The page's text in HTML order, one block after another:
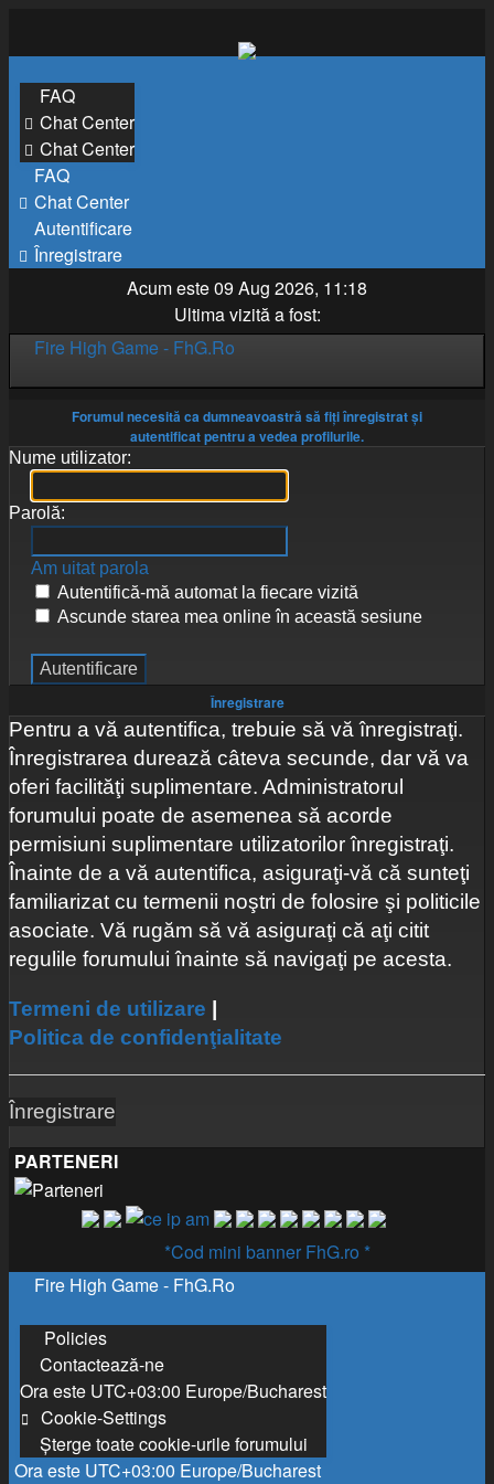
FAQ
Chat Center
Chat Center
FAQ
Chat Center
Autentificare
Înregistrare
Acum este 09 Aug 2026, 11:18
Ultima vizită a fost:
Fire High Game - FhG.Ro
Forumul necesită ca dumneavoastră să fiţi înregistrat şi
autentificat pentru a vedea profilurile.
Nume utilizator:
Parolă:
Am uitat parola
Autentifică-mă automat la fiecare vizită
Ascunde starea mea online în această sesiune
Înregistrare
Pentru a vă autentifica, trebuie să vă înregistraţi.
Înregistrarea durează câteva secunde, dar vă va
oferi facilităţi suplimentare. Administratorul
forumului poate de asemenea să acorde
permisiuni suplimentare utilizatorilor înregistraţi.
Înainte de a vă autentifica, asiguraţi-vă că sunteţi
familiarizat cu termenii noştri de folosire şi politicile
asociate. Vă rugăm să vă asiguraţi că aţi citit
regulile forumului înainte să navigaţi pe acesta.
Termeni de utilizare
Politica de confidenţialitate
Înregistrare
PARTENERI
*Cod mini banner FhG.ro *
Fire High Game - FhG.Ro
Policies
Contactează-ne
Ora este UTC+03:00 Europe/Bucharest
Cookie-Settings
Şterge toate cookie-urile forumului
Ora este UTC+03:00 Europe/Bucharest